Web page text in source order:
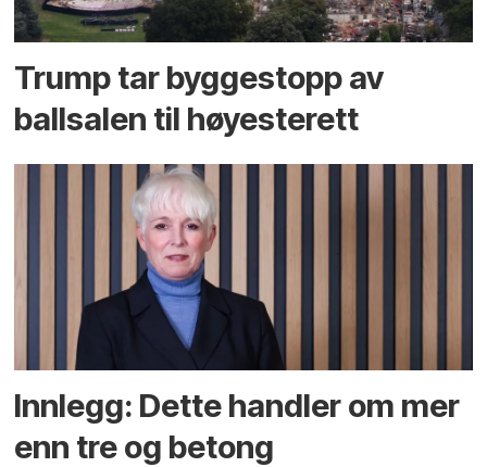
Trump tar byggestopp av
ballsalen til høyesterett
Innlegg: Dette handler om mer
enn tre og betong